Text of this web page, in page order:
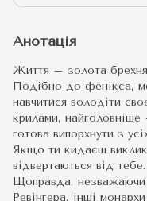
Анотація
Життя – золота
Подібно до фенікса,
навчитися володіти
крилами, найголовніше
готова випорхнути з
Якщо ти кидаєш
відвертаються від
Щоправда,
Ревінгера, інші